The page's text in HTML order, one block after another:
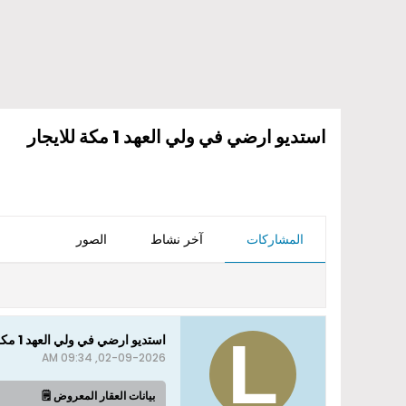
استديو ارضي في ولي العهد 1 مكة للايجار
المشاركات آخر نشاط الصور
استديو ارضي في ولي العهد 1 مكة للايجار
02-09-2026, 09:34 AM
بيانات العقار المعروض 🗒️